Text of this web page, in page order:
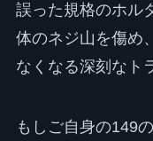
誤った規格のホル
体のネジ山を傷め
なくなる深刻なト
もしご自身の149